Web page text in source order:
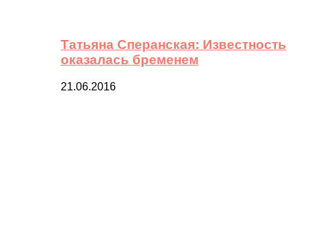
Татьяна Сперанская: Известность
оказалась бременем
21.06.2016